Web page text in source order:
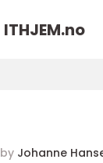
ITHJEM.no
by Johanne